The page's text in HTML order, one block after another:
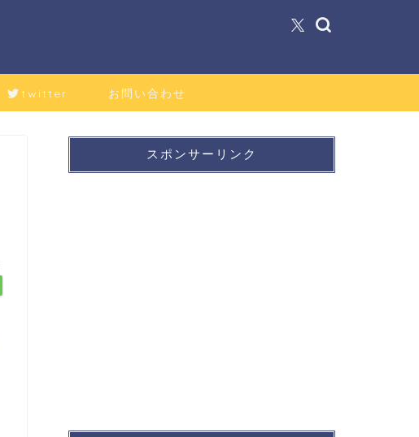
twitter お問い合わせ
スポンサーリンク